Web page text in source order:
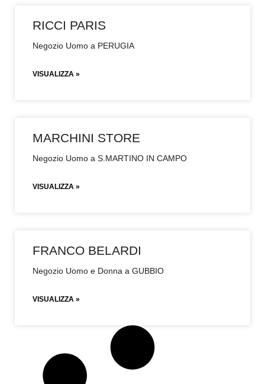
RICCI PARIS
Negozio Uomo a PERUGIA
VISUALIZZA »
MARCHINI STORE
Negozio Uomo a S.MARTINO IN CAMPO
VISUALIZZA »
FRANCO BELARDI
Negozio Uomo e Donna a GUBBIO
VISUALIZZA »